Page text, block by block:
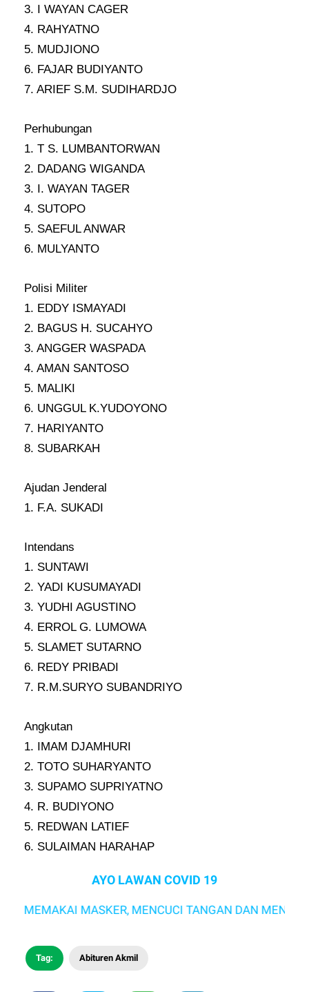
3. I WAYAN CAGER
4. RAHYATNO
5. MUDJIONO
6. FAJAR BUDIYANTO
7. ARIEF S.M. SUDIHARDJO
Perhubungan
1. T S. LUMBANTORWAN
2. DADANG WIGANDA
3. I. WAYAN TAGER
4. SUTOPO
5. SAEFUL ANWAR
6. MULYANTO
Polisi Militer
1. EDDY ISMAYADI
2. BAGUS H. SUCAHYO
3. ANGGER WASPADA
4. AMAN SANTOSO
5. MALIKI
6. UNGGUL K.YUDOYONO
7. HARIYANTO
8. SUBARKAH
Ajudan Jenderal
1. F.A. SUKADI
Intendans
1. SUNTAWI
2. YADI KUSUMAYADI
3. YUDHI AGUSTINO
4. ERROL G. LUMOWA
5. SLAMET SUTARNO
6. REDY PRIBADI
7. R.M.SURYO SUBANDRIYO
Angkutan
1. IMAM DJAMHURI
2. TOTO SUHARYANTO
3. SUPAMO SUPRIYATNO
4. R. BUDIYONO
5. REDWAN LATIEF
6. SULAIMAN HARAHAP
AYO LAWAN COVID 19
MASKER, MENCUCI TANGAN DAN MENJAGA
Tag: Abituren Akmil